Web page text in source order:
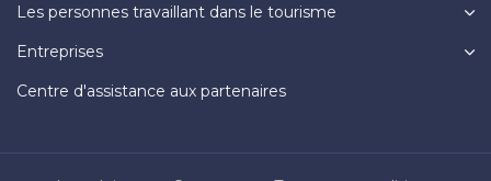
Les personnes travaillant dans le tourisme
Entreprises
Centre d'assistance aux partenaires